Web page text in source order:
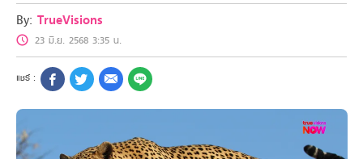
NOW Muay Thai
แพ็กเกจทรูวิชันส์นาวทั้งหมด
เคเบิลและจานดาวเทียม
สิทธิพิเศษ
สิทธิพิเศษลูกค้าทรูวิชั่นส์
แพ็กเกจสำหรับผู้ประกอบการ
หาร้านร่วมรายการ
By: TrueVisions
23 มิ.ย. 2568 3:35 น.